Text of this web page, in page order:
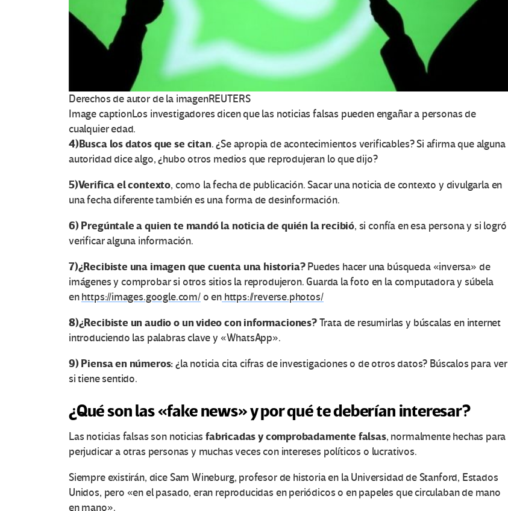
Derechos de autor de la imagenREUTERS
Image captionLos investigadores dicen que las noticias falsas pueden engañar a personas de
cualquier edad.
4)Busca los datos que se citan. ¿Se apropia de acontecimientos verificables? Si afirma que alguna
autoridad dice algo, ¿hubo otros medios que reprodujeran lo que dijo?
5)Verifica el contexto, como la fecha de publicación. Sacar una noticia de contexto y divulgarla en
una fecha diferente también es una forma de desinformación.
6)Pregúntale a quien te mandó la noticia de quién la recibió, si confía en esa persona y si logró
verificar alguna información.
7)¿Recibiste una imagen que cuenta una historia?Puedes hacer una búsqueda «inversa» de
imágenes y comprobar si otros sitios la reprodujeron. Guarda la foto en la computadora y súbela
enhttps://images.google.com/o enhttps://reverse.photos/
8)¿Recibiste un audio o un video con informaciones?Trata de resumirlas y búscalas en internet
introduciendo las palabras clave y «WhatsApp».
9)Piensa en números:¿la noticia cita cifras de investigaciones o de otros datos? Búscalos para ver
si tiene sentido.
¿Qué son las «fake news» y por qué te deberían interesar?
Las noticias falsas son noticiasfabricadasycomprobadamente falsas, normalmente hechas para
perjudicar a otras personas y muchas veces con intereses políticos o lucrativos.
Siempre existirán, dice Sam Wineburg, profesor de historia en la Universidad de Stanford, Estados
Unidos, pero «en el pasado, eran reproducidas en periódicos o en papeles que circulaban de mano
en mano».